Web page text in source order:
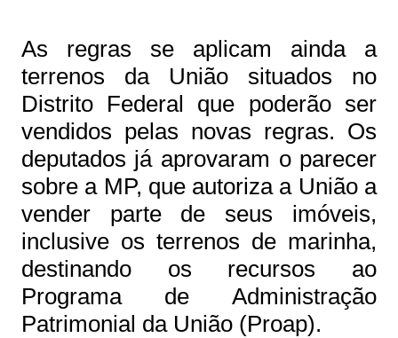
As regras se aplicam ainda a
terrenos da União situados no
Distrito Federal que poderão ser
vendidos pelas novas regras. Os
deputados já aprovaram o parecer
sobre a MP, que autoriza a União a
vender parte de seus imóveis,
inclusive os terrenos de marinha,
destinando os recursos ao
Programa de Administração
Patrimonial da União (Proap).